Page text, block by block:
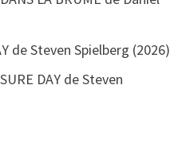
de Steven Spielberg (2026)
DAY de Steven